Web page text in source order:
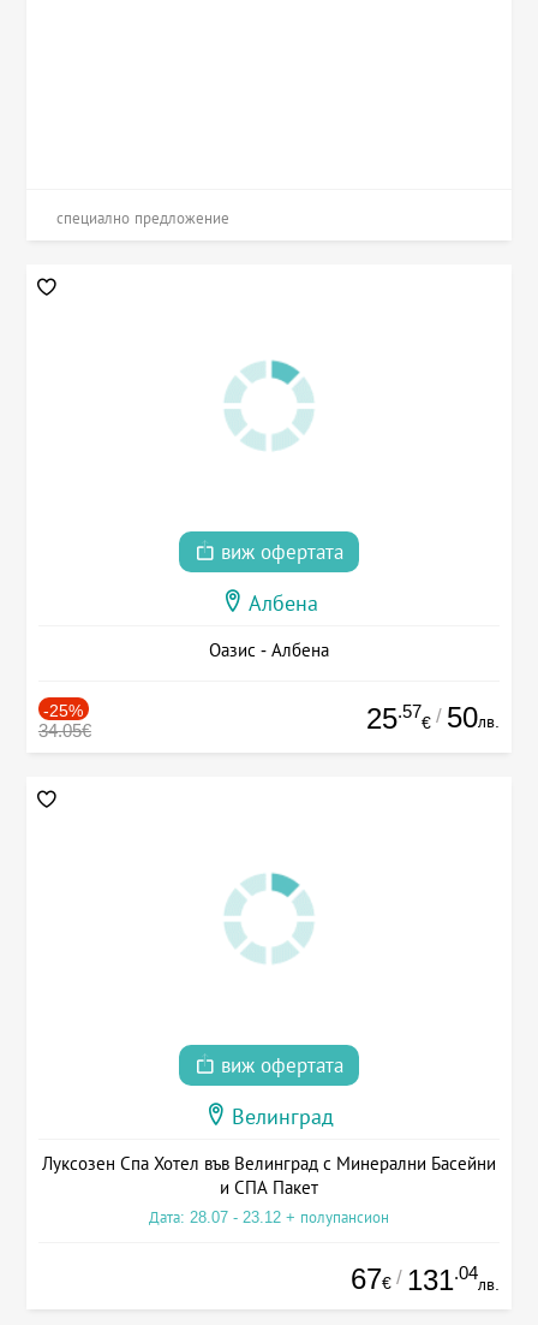
специално предложение
виж офертата
Албена
Оазис - Албена
-25%
34.05€ 25.57
€ / 50лв.
виж офертата
Велинград
Луксозен Спа Хотел във Велинград с Минерални Басейни
и СПА Пакет
Дата: 28.07 - 23.12 + полупансион
67€ / 131.04
лв.